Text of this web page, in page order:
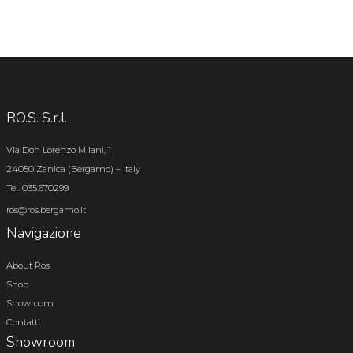
RO.S. S.r.l.
Via Don Lorenzo Milani, 1
24050 Zanica (Bergamo) – Italy
Tel. 035.670299
ros@ros.bergamo.it
Navigazione
About Ros
Shop
Showroom
Contatti
Showroom